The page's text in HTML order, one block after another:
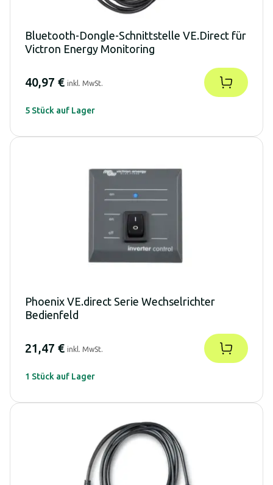
Bluetooth-Dongle-Schnittstelle VE.Direct für
Victron Energy Monitoring
40,97 € inkl. MwSt.
5 Stück auf Lager
Phoenix VE.direct Serie Wechselrichter
Bedienfeld
21,47 € inkl. MwSt.
1 Stück auf Lager